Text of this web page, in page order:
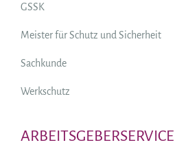
GSSK
Meister für Schutz und Sicherheit
Sachkunde
Werkschutz
ARBEITSGEBERSERVICE